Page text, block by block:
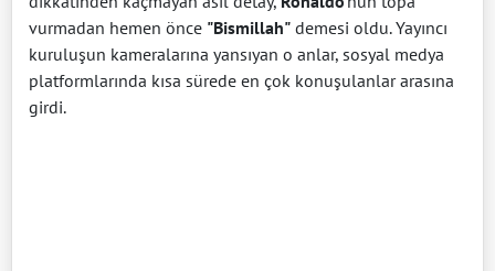
vurmadan hemen önce "Bismillah" demesi oldu. Yayıncı
kuruluşun kameralarına yansıyan o anlar, sosyal medya
platformlarında kısa sürede en çok konuşulanlar arasına
girdi.